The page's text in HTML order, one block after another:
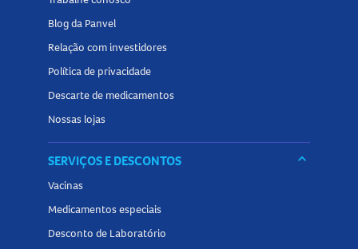
Blog da Panvel
Relação com investidores
Política de privacidade
Descarte de medicamentos
Nossas lojas
SERVIÇOS E DESCONTOS keyboard_arrow_down
Vacinas
Medicamentos especiais
Desconto de Laboratório